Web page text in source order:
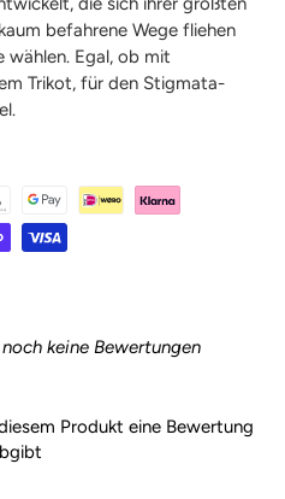
befahrene Wege fliehen
wählen. Egal, ob mit
Trikot, für den Stigmata-
keine Bewertungen
Produkt eine Bewertung